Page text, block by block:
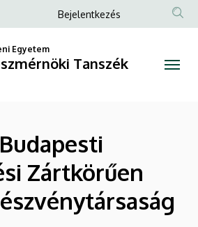
Anonim
fiók
menüje
Bejelentkezés
Egyetem
Tanszék
Zártkörűen